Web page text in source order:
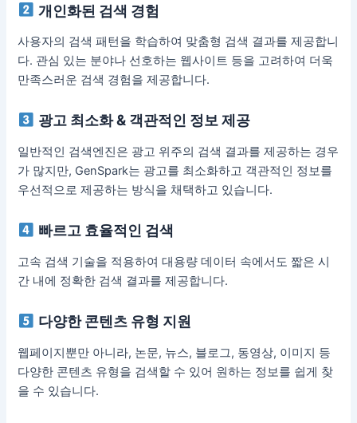
개인화된 검색 경험
사용자의 검색 패턴을 학습하여 맞춤형 검색 결과를 제공합니
다. 관심 있는 분야나 선호하는 웹사이트 등을 고려하여 더욱
만족스러운 검색 경험을 제공합니다.
광고 최소화 & 객관적인 정보 제공
일반적인 검색엔진은 광고 위주의 검색 결과를 제공하는 경우
가 많지만, GenSpark는 광고를 최소화하고 객관적인 정보를
우선적으로 제공하는 방식을 채택하고 있습니다.
빠르고 효율적인 검색
고속 검색 기술을 적용하여 대용량 데이터 속에서도 짧은 시
간 내에 정확한 검색 결과를 제공합니다.
다양한 콘텐츠 유형 지원
웹페이지뿐만 아니라, 논문, 뉴스, 블로그, 동영상, 이미지 등
다양한 콘텐츠 유형을 검색할 수 있어 원하는 정보를 쉽게 찾
을 수 있습니다.